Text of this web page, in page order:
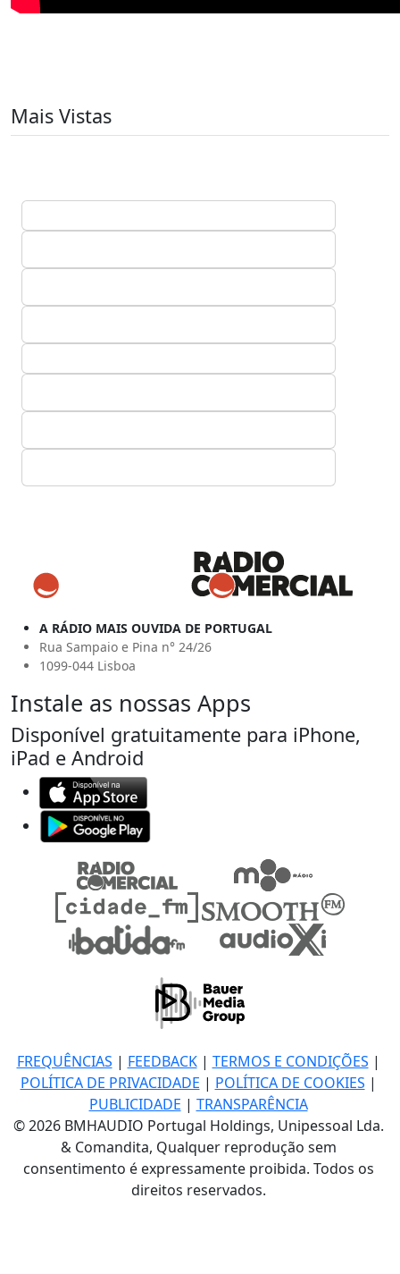
Mais Vistas
A RÁDIO MAIS OUVIDA DE PORTUGAL
Rua Sampaio e Pina n° 24/26
1099-044 Lisboa
Instale as nossas Apps
Disponível gratuitamente para iPhone,
iPad e Android
FREQUÊNCIAS | FEEDBACK| TERMOS E CONDIÇÕES |
POLÍTICA DE PRIVACIDADE | POLÍTICA DE COOKIES |
PUBLICIDADE | TRANSPARÊNCIA
© 2026 BMHAUDIO Portugal Holdings, Unipessoal Lda.
& Comandita, Qualquer reprodução sem
consentimento é expressamente proibida. Todos os
direitos reservados.